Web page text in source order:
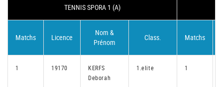
TENNIS SPORA 1 (A)
Matchs Licence
Nom &
Prénom
Class. Matchs
1 19170
KERFS
Deborah
1.elite 1